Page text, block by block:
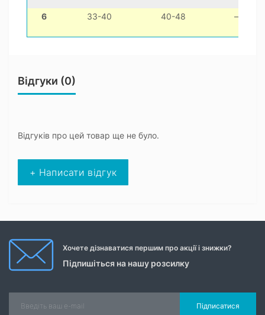
6 33-40 40-48 —
Відгуки (0)
Відгуків про цей товар ще не було.
+ Написати відгук
Хочете дізнаватися першим про акції і знижки?
Підпишіться на нашу розсилку
Підписатися